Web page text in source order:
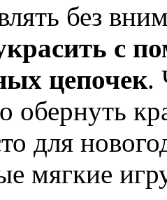
без
с
цепочек.
обернуть
для
мягкие